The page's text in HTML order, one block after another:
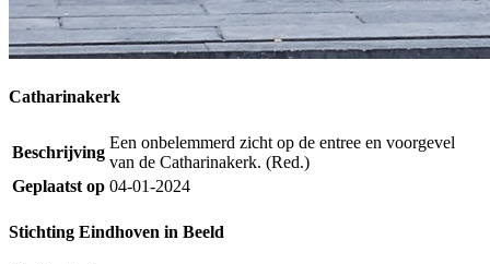
Catharinakerk
Beschrijving
Een onbelemmerd zicht op de entree en voorgevel
van de Catharinakerk. (Red.)
Geplaatst op 04-01-2024
Stichting Eindhoven in Beeld